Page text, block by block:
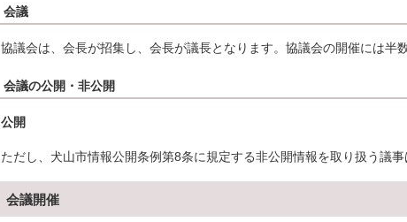
会議
協議会は、会長が招集し、会長が議長となります。協議会の開催には半
会議の公開・非公開
公開
ただし、犬山市情報公開条例第8条に規定する非公開情報を取り扱う議事
会議開催